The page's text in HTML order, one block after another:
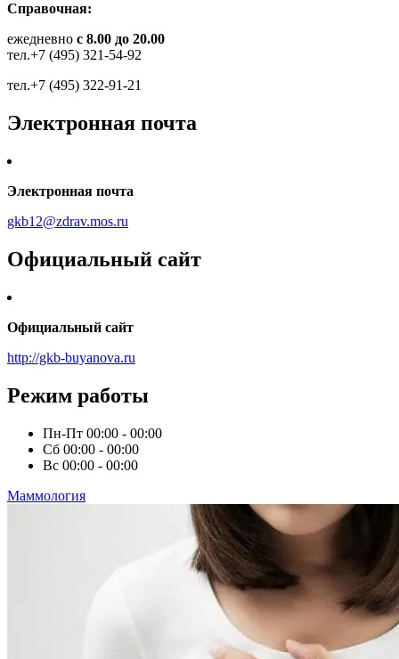
Справочная:
ежедневно с 8.00 до 20.00
тел.+7 (495) 321-54-92
тел.+7 (495) 322-91-21
Электронная почта
Электронная почта
gkb12@zdrav.mos.ru
Официальный сайт
Официальный сайт
http://gkb-buyanova.ru
Режим работы
Пн-Пт 00:00 - 00:00
Сб 00:00 - 00:00
Вс 00:00 - 00:00
Маммология